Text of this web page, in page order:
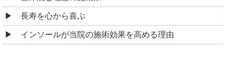
長寿を心から喜ぶ
インソールが当院の施術効果を高める理由